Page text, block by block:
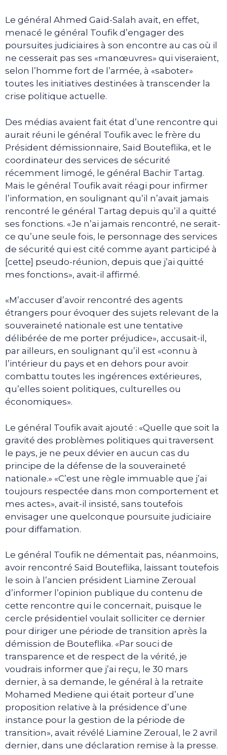
Le général Ahmed Gaïd-Salah avait, en effet,
menacé le général Toufik d’engager des
poursuites judiciaires à son encontre au cas où il
ne cesserait pas ses «manœuvres» qui viseraient,
selon l’homme fort de l’armée, à «saboter»
toutes les initiatives destinées à transcender la
crise politique actuelle.
Des médias avaient fait état d’une rencontre qui
aurait réuni le général Toufik avec le frère du
Président démissionnaire, Saïd Bouteflika, et le
coordinateur des services de sécurité
récemment limogé, le général Bachir Tartag.
Mais le général Toufik avait réagi pour infirmer
l’information, en soulignant qu’il n’avait jamais
rencontré le général Tartag depuis qu’il a quitté
ses fonctions. «Je n’ai jamais rencontré, ne serait-
ce qu’une seule fois, le personnage des services
de sécurité qui est cité comme ayant participé à
[cette] pseudo-réunion, depuis que j’ai quitté
mes fonctions», avait-il affirmé.
«M’accuser d’avoir rencontré des agents
étrangers pour évoquer des sujets relevant de la
souveraineté nationale est une tentative
délibérée de me porter préjudice», accusait-il,
par ailleurs, en soulignant qu’il est «connu à
l’intérieur du pays et en dehors pour avoir
combattu toutes les ingérences extérieures,
qu’elles soient politiques, culturelles ou
économiques».
Le général Toufik avait ajouté : «Quelle que soit la
gravité des problèmes politiques qui traversent
le pays, je ne peux dévier en aucun cas du
principe de la défense de la souveraineté
nationale.» «C’est une règle immuable que j’ai
toujours respectée dans mon comportement et
mes actes», avait-il insisté, sans toutefois
envisager une quelconque poursuite judiciaire
pour diffamation.
Le général Toufik ne démentait pas, néanmoins,
avoir rencontré Saïd Bouteflika, laissant toutefois
le soin à l’ancien président Liamine Zeroual
d’informer l’opinion publique du contenu de
cette rencontre qui le concernait, puisque le
cercle présidentiel voulait solliciter ce dernier
pour diriger une période de transition après la
démission de Bouteflika. «Par souci de
transparence et de respect de la vérité, je
voudrais informer que j’ai reçu, le 30 mars
dernier, à sa demande, le général à la retraite
Mohamed Mediene qui était porteur d’une
proposition relative à la présidence d’une
instance pour la gestion de la période de
transition», avait révélé Liamine Zeroual, le 2 avril
dernier, dans une déclaration remise à la presse.